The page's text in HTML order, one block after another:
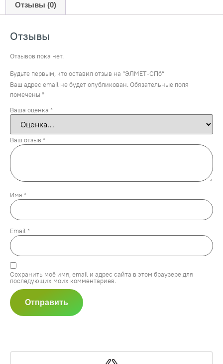
Отзывы (0)
Отзывы
Отзывов пока нет.
Будьте первым, кто оставил отзыв на “ЭЛМЕТ-СПб”
Ваш адрес email не будет опубликован. Обязательные поля
помечены *
Ваша оценка *
Ваш отзыв *
Имя *
Email *
Сохранить моё имя, email и адрес сайта в этом браузере для
последующих моих комментариев.